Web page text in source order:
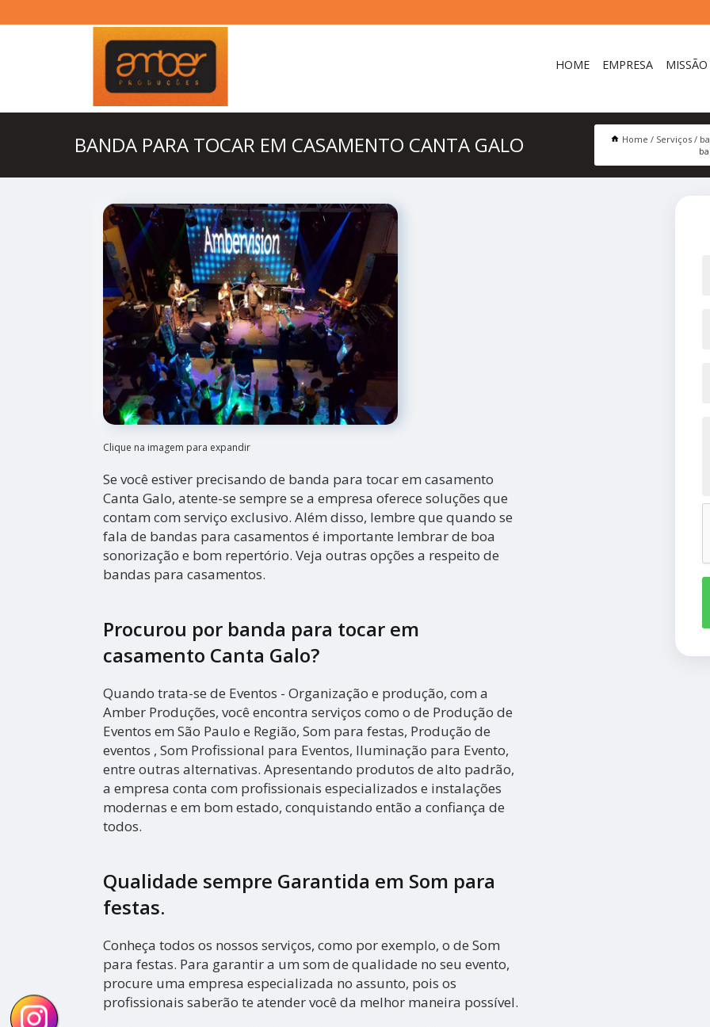
HOME EMPRESA MISSÃO
BANDA PARA TOCAR EM CASAMENTO CANTA GALO Home Serviços
Clique na imagem para expandir
Se você estiver precisando de banda para tocar em casamento
Canta Galo, atente-se sempre se a empresa oferece soluções que
contam com serviço exclusivo. Além disso, lembre que quando se
fala de bandas para casamentos é importante lembrar de boa
sonorização e bom repertório. Veja outras opções a respeito de
bandas para casamentos.
Procurou por banda para tocar em
casamento Canta Galo?
Quando trata-se de Eventos - Organização e produção, com a
Amber Produções, você encontra serviços como o de Produção de
Eventos em São Paulo e Região, Som para festas, Produção de
eventos , Som Profissional para Eventos, Iluminação para Evento,
entre outras alternativas. Apresentando produtos de alto padrão,
a empresa conta com profissionais especializados e instalações
modernas e em bom estado, conquistando então a confiança de
todos.
Qualidade sempre Garantida em Som para
festas.
Conheça todos os nossos serviços, como por exemplo, o de Som
para festas. Para garantir a um som de qualidade no seu evento,
procure uma empresa especializada no assunto, pois os
profissionais saberão te atender você da melhor maneira possível.